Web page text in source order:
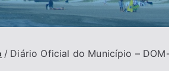
Diário Oficial do Município –